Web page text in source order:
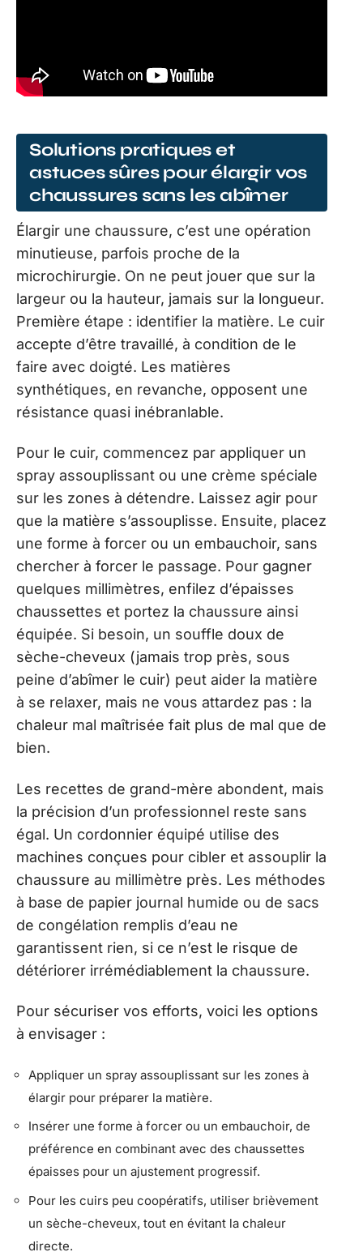
Solutions pratiques et
astuces sûres pour élargir vos
chaussures sans les abîmer
Élargir une chaussure, c’est une opération
minutieuse, parfois proche de la
microchirurgie. On ne peut jouer que sur la
largeur ou la hauteur, jamais sur la longueur.
Première étape : identifier la matière. Le cuir
accepte d’être travaillé, à condition de le
faire avec doigté. Les matières
synthétiques, en revanche, opposent une
résistance quasi inébranlable.
Pour le cuir, commencez par appliquer un
spray assouplissant ou une crème spéciale
sur les zones à détendre. Laissez agir pour
que la matière s’assouplisse. Ensuite, placez
une forme à forcer ou un embauchoir, sans
chercher à forcer le passage. Pour gagner
quelques millimètres, enfilez d’épaisses
chaussettes et portez la chaussure ainsi
équipée. Si besoin, un souffle doux de
sèche-cheveux (jamais trop près, sous
peine d’abîmer le cuir) peut aider la matière
à se relaxer, mais ne vous attardez pas : la
chaleur mal maîtrisée fait plus de mal que de
bien.
Les recettes de grand-mère abondent, mais
la précision d’un professionnel reste sans
égal. Un cordonnier équipé utilise des
machines conçues pour cibler et assouplir la
chaussure au millimètre près. Les méthodes
à base de papier journal humide ou de sacs
de congélation remplis d’eau ne
garantissent rien, si ce n’est le risque de
détériorer irrémédiablement la chaussure.
Pour sécuriser vos efforts, voici les options
à envisager :
Appliquer un spray assouplissant sur les zones à
élargir pour préparer la matière.
Insérer une forme à forcer ou un embauchoir, de
préférence en combinant avec des chaussettes
épaisses pour un ajustement progressif.
Pour les cuirs peu coopératifs, utiliser brièvement
un sèche-cheveux, tout en évitant la chaleur
directe.